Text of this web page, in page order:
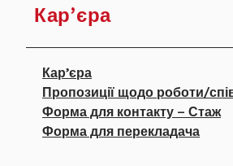
Кар’єра
Кар’єра
Пропозиції щодо роботи/
Форма для контакту – Стаж
Форма для перекладача